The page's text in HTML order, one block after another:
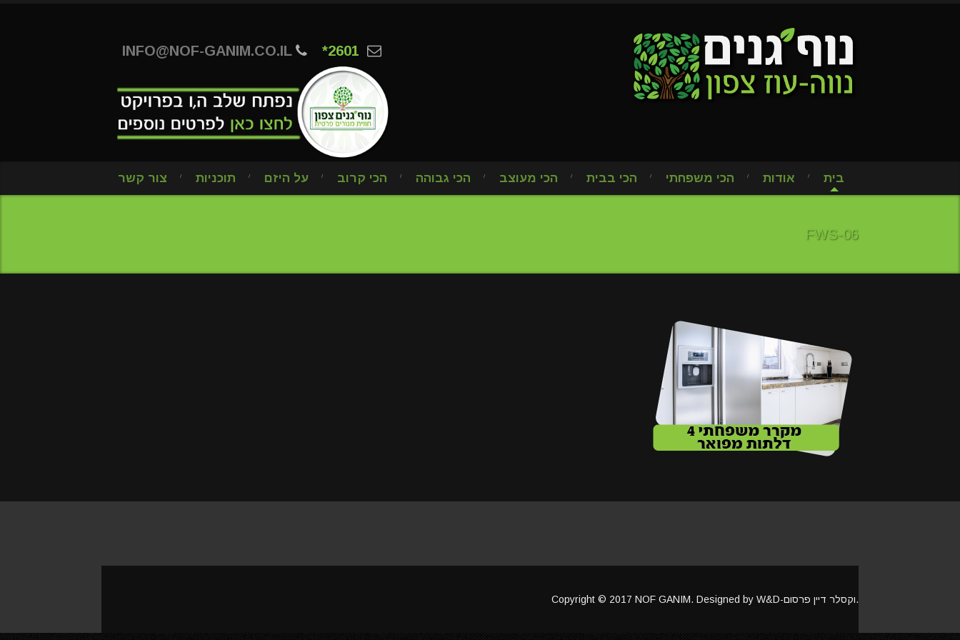
INFO@NOF-GANIM.CO.IL *2601
בית אודות הכי משפחתי הכי בבית הכי מעוצב הכי גבוהה הכי קרוב על היזם תוכניות צור קשר
FWS-06
Copyright © 2017 NOF GANIM. Designed by W&D-וקסלר דיין פרסום.